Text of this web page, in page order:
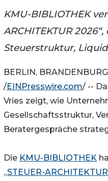
KMU-BIBLIOTHEK
ARCHITEKTUR
Steuerstruktur,
BERLIN,
/EINPresswire.com/ --
Vries zeigt, wie
Gesellschaftsstruktur,
Beratergespräche
Die KMU-BIBLIOTHEK
„STEUER-